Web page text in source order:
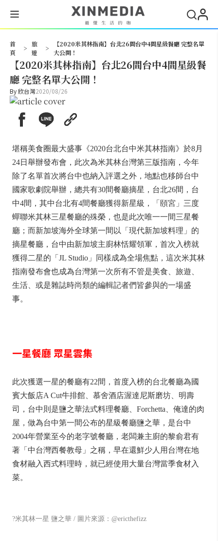
首
頁
>
旅
遊
>
【2020米其林指南】台北26間台中4間星級餐廳 完整名單
大公開！
【2020米其林指南】台北26間台中4間星級餐
廳 完整名單大公開！
By欣台灣2020/08/26
堪稱美食圈最大盛事《2020台北台中米其林指南》於8月
24日舉辦發布會，此次為米其林台灣第三版指南，今年
除了名單首次將台中也納入評選之外，地點也移師台中
國家歌劇院舉辦，總共有30間餐廳摘星，台北26間，台
中4間，其中台北有4間餐廳獲得新星級，「頤宮」三度
蟬聯米其林三星餐廳的殊榮，也是此次唯一一間三星餐
廳；而新加坡海外全球第一間以「現代新加坡料理」的
摘星餐廳，台中由新加坡主廚林恬耀領軍，首次入榜就
獲得二星的「JL Studio」同樣成為全場焦點，這次米其林
指南發布會也成為台灣第一次所有不管是美食、旅遊、
生活、或是雜誌時尚類的編輯記者們皆參與的一場盛
事。
一星餐廳 眾星雲集
此次獲選一星的餐廳有22間，首度入榜的台北餐廳為國
賓大飯店A Cut牛排館、慕舍酒店渥達尼斯磨坊、明壽
司，台中則是鹽之華法式料理餐廳、Forchetta、俺達的肉
屋，做為台中第一間公布的星級餐廳鹽之華，是台中
2004年營業至今的老字號餐廳，老闆兼主廚的黎俞君有
著「中台灣西餐教母」之稱，早在還鮮少人用台灣在地
食材融入西式料理時，就已經使用大量台灣當季食材入
菜。
?米其林一星 鹽之華 / 圖片來源：@ericthefizz